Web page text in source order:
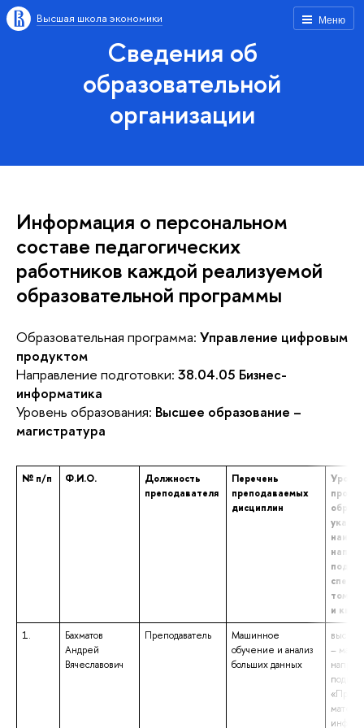
Меню
Высшая школа экономики
Сведения об
образовательной
организации
Информация о персональном
составе педагогических
работников каждой реализуемой
образовательной программы
Образовательная программа: Управление цифровым
продуктом
Направление подготовки: 38.04.05 Бизнес-
информатика
Уровень образования: Высшее образование –
магистратура
№ п/п Ф.И.О.
Должность
преподавателя
Перечень
преподаваемых
дисциплин
том
и
1.
Бахматов
Андрей
Вячеславович
Преподаватель
Машинное
обучение и анализ
больших данных
–